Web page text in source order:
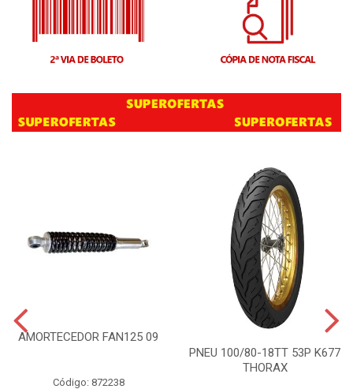
AMORTECEDOR FAN125 09
Código: 872238
PNEU 100/80-18TT 53P K677
THORAX